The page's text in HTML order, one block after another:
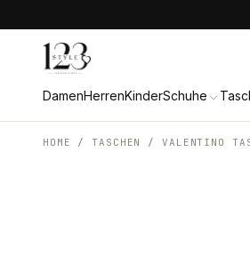
DamenHerrenKinderSchuhe
HOME / TASCHEN / VALENTINO